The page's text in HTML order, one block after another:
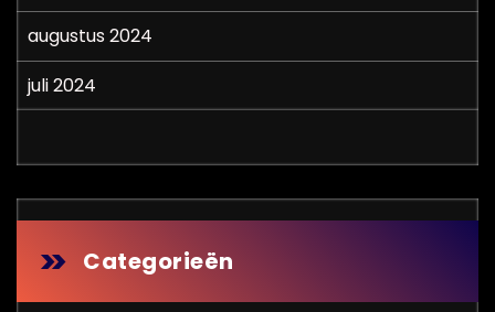
augustus 2024
juli 2024
Categorieën